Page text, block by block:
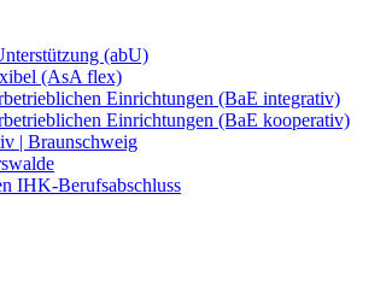
(abU)
(AsA flex)
Einrichtungen (BaE integrativ)
Einrichtungen (BaE kooperativ)
| Braunschweig
IHK-Berufsabschluss